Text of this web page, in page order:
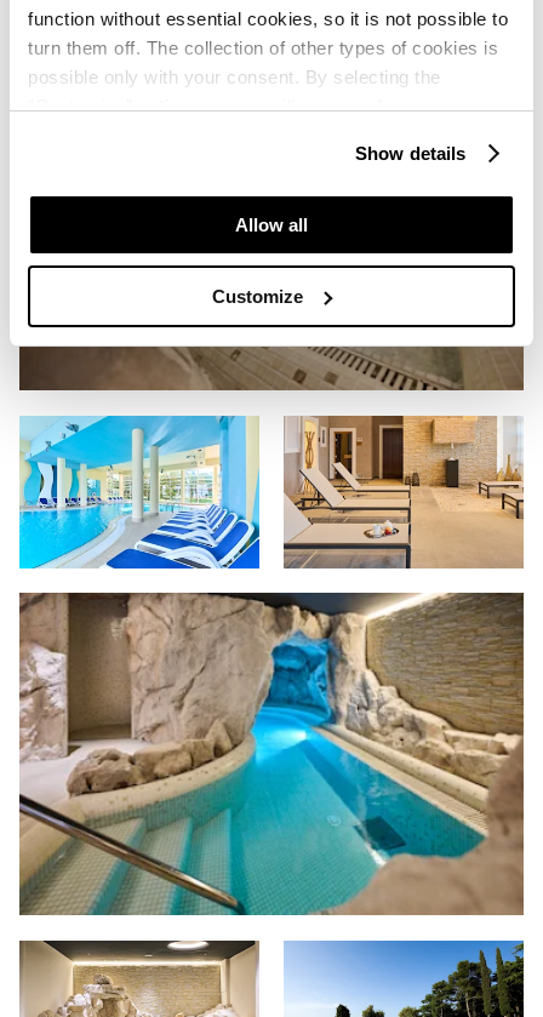
function without essential cookies, so it is not possible to
turn them off. The collection of other types of cookies is
possible only with your consent. By selecting the
“Customise” option, a menu will appear where you can
which purposes we may process your data. You can
manage your “Details” selection in your browser at any
Show details
Allow all
Customize